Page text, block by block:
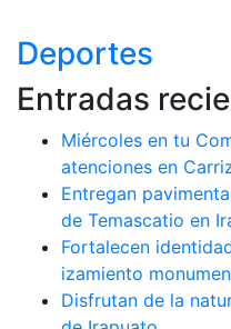
Deportes
Entradas
Miércoles en tu
atenciones en
Entregan
de Temascatio en
Fortalecen
izamiento
Disfrutan de la